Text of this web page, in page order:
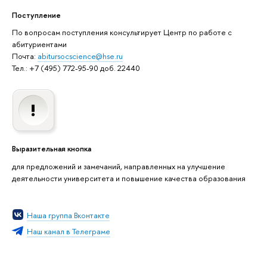
Поступление
По вопросам поступления консультирует Центр по работе с
абитуриентами
Почта: abitursocscience@hse.ru
Тел.: +7 (495) 772-95-90 доб. 22440
Выразительная кнопка
для предложений и замечаний, направленных на улучшение
деятельности университета и повышение качества образования
Наша группа Вконтакте
Наш канал в Телеграме